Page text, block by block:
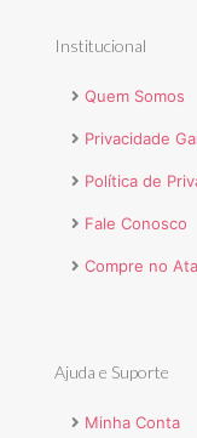
Institucional
Quem Somos
Privacidade
Política de
Fale Conosco
Compre no
Ajuda e Suporte
Minha Conta